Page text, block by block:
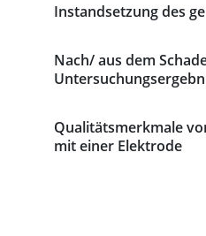
Instandsetzung des
Nach/ aus dem
Qualitätsmerkmale
mit einer Elektrode